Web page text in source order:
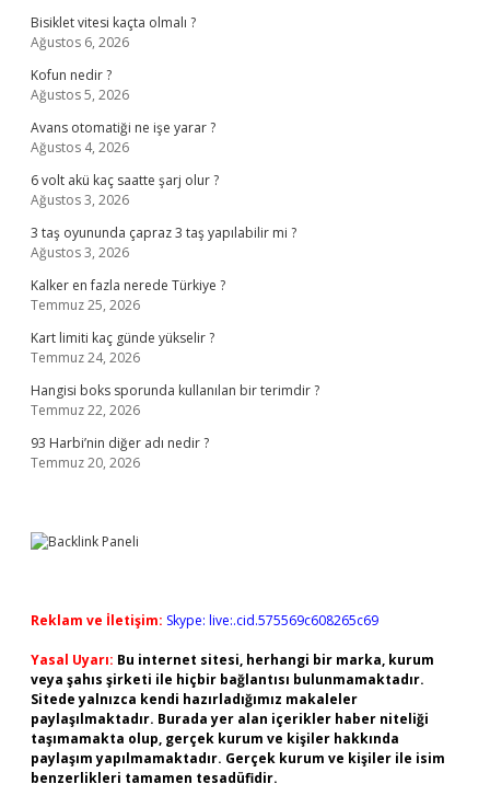
Bisiklet vitesi kaçta olmalı ?
Ağustos 6, 2026
Kofun nedir ?
Ağustos 5, 2026
Avans otomatiği ne işe yarar ?
Ağustos 4, 2026
6 volt akü kaç saatte şarj olur ?
Ağustos 3, 2026
3 taş oyununda çapraz 3 taş yapılabilir mi ?
Ağustos 3, 2026
Kalker en fazla nerede Türkiye ?
Temmuz 25, 2026
Kart limiti kaç günde yükselir ?
Temmuz 24, 2026
Hangisi boks sporunda kullanılan bir terimdir ?
Temmuz 22, 2026
93 Harbi’nin diğer adı nedir ?
Temmuz 20, 2026
Reklam ve İletişim: Skype: live:.cid.575569c608265c69
Yasal Uyarı: Bu internet sitesi, herhangi bir marka, kurum
veya şahıs şirketi ile hiçbir bağlantısı bulunmamaktadır.
Sitede yalnızca kendi hazırladığımız makaleler
paylaşılmaktadır. Burada yer alan içerikler haber niteliği
taşımamakta olup, gerçek kurum ve kişiler hakkında
paylaşım yapılmamaktadır. Gerçek kurum ve kişiler ile isim
benzerlikleri tamamen tesadüfidir.